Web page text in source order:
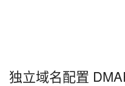
独立域名配置